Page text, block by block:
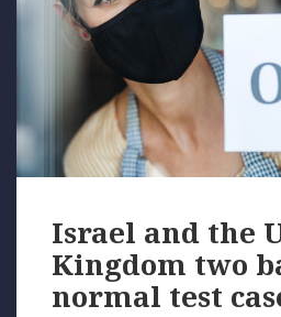
Israel and the
Kingdom two
normal test